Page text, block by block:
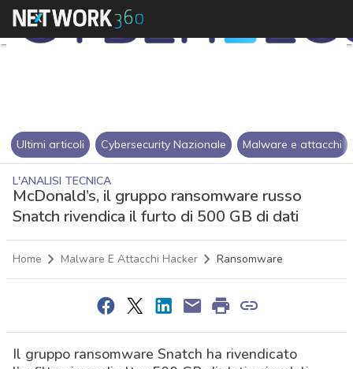
Ultimi articoli Cybersecurity Nazionale Malware e attacchi
L'ANALISI TECNICA
McDonald’s, il gruppo ransomware russo
Snatch rivendica il furto di 500 GB di dati
Home Malware E Attacchi Hacker Ransomware
Il gruppo ransomware Snatch ha rivendicato